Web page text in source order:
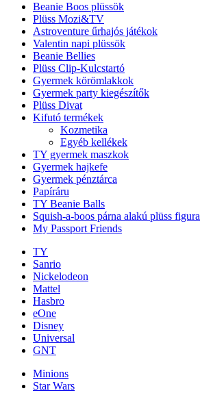
Beanie Boos plüssök
Plüss Mozi&TV
Astroventure űrhajós játékok
Valentin napi plüssök
Beanie Bellies
Plüss Clip-Kulcstartó
Gyermek körömlakkok
Gyermek party kiegészítők
Plüss Divat
Kifutó termékek
Kozmetika
Egyéb kellékek
TY gyermek maszkok
Gyermek hajkefe
Gyermek pénztárca
Papíráru
TY Beanie Balls
Squish-a-boos párna alakú plüss figura
My Passport Friends
TY
Sanrio
Nickelodeon
Mattel
Hasbro
eOne
Disney
Universal
GNT
Minions
Star Wars